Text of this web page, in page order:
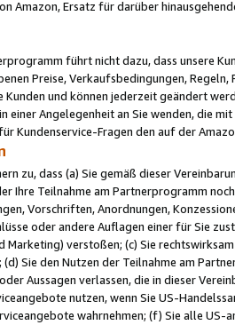
Amazon, Ersatz für darüber
führt nicht dazu, dass unsere
Preise, Verkaufsbedingungen,
und können jederzeit geändert
einer Angelegenheit an Sie wenden, die
Kundenservice-Fragen den auf der
zu, dass (a) Sie gemäß dieser
Ihre Teilnahme am Partnerprogramm
Vorschriften, Anordnungen,
oder andere Auflagen einer für Sie
Marketing) verstoßen; (c) Sie
Sie den Nutzen der Teilnahme am
Aussagen verlassen, die in dieser
nutzen, wenn Sie US-
wahrnehmen; (f) Sie alle